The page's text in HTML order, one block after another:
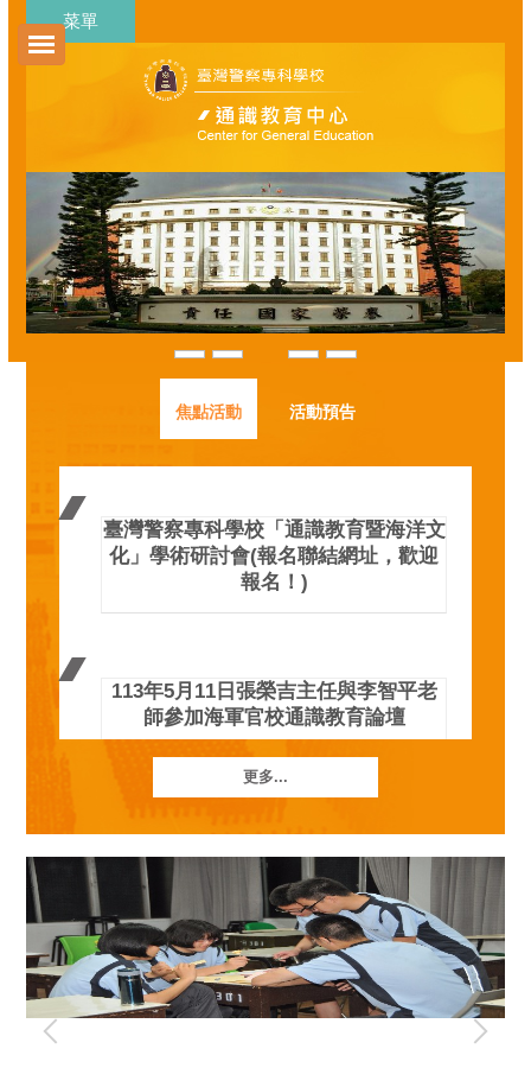
主
菜單
焦點活動 活動預告
中華民國軍警院校通識教育策略聯盟九
校簽約儀式暨第四屆全人教育與軍人武
德品格教育學術研討會
臺灣警察專科學校「通識教育暨海洋文
化」學術研討會(報名聯結網址，歡迎
報名！)
113年5月11日張榮吉主任與李智平老
師參加海軍官校通識教育論壇
整』學術研討會」徵稿訊息
更多...